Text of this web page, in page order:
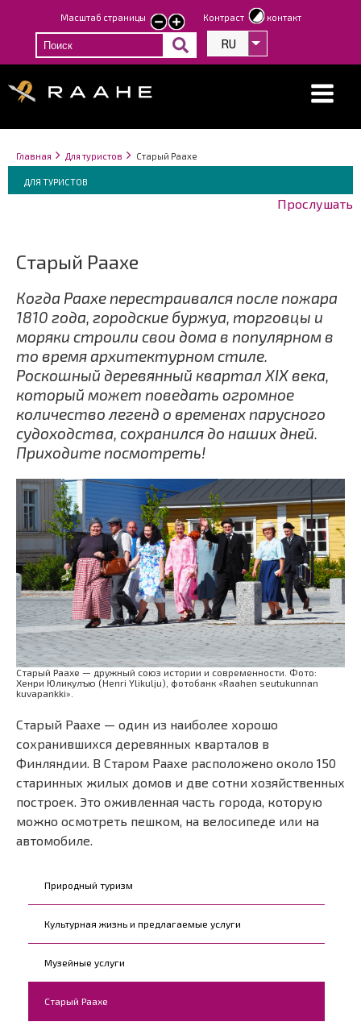
Перейти
к
основному
Масштаб страницы
smallerlarger
text
Контраст контакт
RU Список
Строка
навигации
You
here:
Главная Для туристов Старый Раахе
Breadcrumbs
You
are
ДЛЯ ТУРИСТОВ
Прослушать
Kohderyhmät
Природный туризм
Культурная жизнь и предлагаемые услуги
Музейные услуги
Старый Раахе
Старый Раахе
Когда Раахе перестраивался после пожара
1810 года, городские буржуа, торговцы и
моряки строили свои дома в популярном в
то время архитектурном стиле.
Роскошный деревянный квартал XIX века,
который может поведать огромное
количество легенд о временах парусного
судоходства, сохранился до наших дней.
Приходите посмотреть!
Старый Раахе — дружный союз истории и современности. Фото:
Хенри Юликулъю (Henri Ylikulju), фотобанк «Raahen seutukunnan
kuvapankki».
Старый Раахе — один из наиболее хорошо
сохранившихся деревянных кварталов в
Финляндии. В Старом Раахе расположено около 150
старинных жилых домов и две сотни хозяйственных
построек. Это оживленная часть города, которую
можно осмотреть пешком, на велосипеде или на
автомобиле.